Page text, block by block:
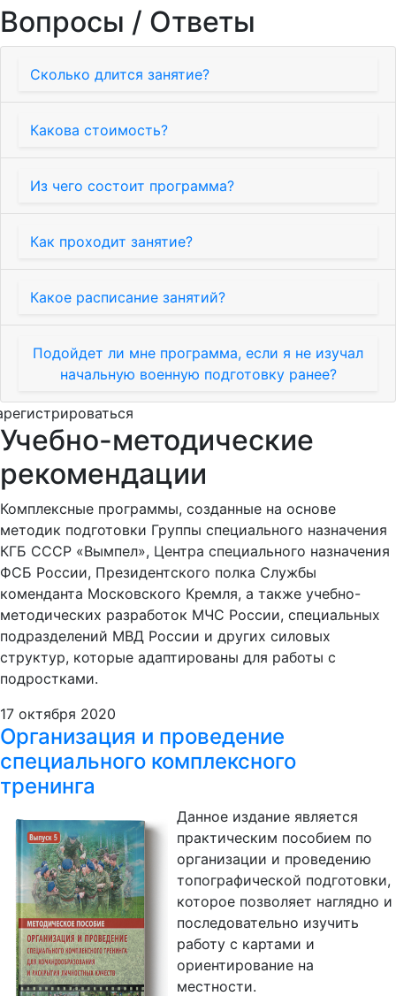
Вопросы / Ответы
Сколько длится занятие?
Какова стоимость?
Из чего состоит программа?
Как проходит занятие?
Какое расписание занятий?
Подойдет ли мне программа, если я не изучал
начальную военную подготовку ранее?
Учебно-методические
рекомендации
Комплексные программы, созданные на основе
методик подготовки Группы специального назначения
КГБ СССР «Вымпел», Центра специального назначения
ФСБ России, Президентского полка Службы
коменданта Московского Кремля, а также учебно-
методических разработок МЧС России, специальных
подразделений МВД России и других силовых
структур, которые адаптированы для работы с
подростками.
17 октября 2020
Организация и проведение
специального комплексного
тренинга
Данное издание является
практическим пособием по
организации и проведению
топографической подготовки,
которое позволяет наглядно и
последовательно изучить
работу с картами и
ориентирование на
местности.